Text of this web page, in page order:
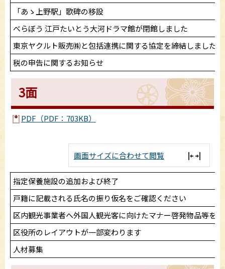
「あゝ上野駅」歌碑の移設
べらぼう 江戸たいとう大河ドラマ館が閉館しました
東京ヤクルト販売㈱と包括連携に関する協定を締結しました
税の申告に関するお知らせ
3面
PDF（PDF：703KB）
画面サイズに合わせて閲覧
指定保養施設の追加および終了
戸籍に記載される氏名の振り仮名をご確認ください
区内観光事業者へ外国人観光客に向けたマナー啓発物品等を
区役所のレイアウトが一部変わります
人材募集